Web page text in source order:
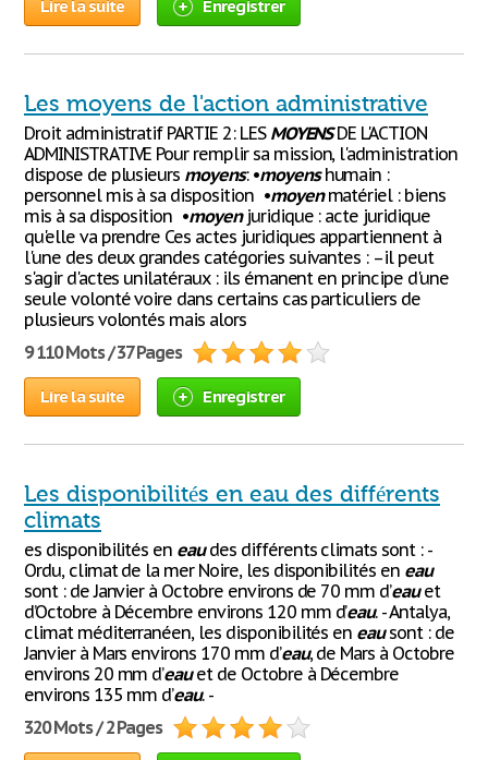
Lire la suite Enregistrer
Les moyens de l'action administrative
Droit administratif PARTIE 2: LES MOYENSDE L'ACTION
ADMINISTRATIVE Pour remplir sa mission, l'administration
dispose de plusieurs moyens: •moyenshumain :
personnel mis à sa disposition •moyenmatériel : biens
mis à sa disposition •moyenjuridique : acte juridique
qu'elle va prendre Ces actes juridiques appartiennent à
l'une des deux grandes catégories suivantes : –il peut
s'agir d'actes unilatéraux : ils émanent en principe d'une
seule volonté voire dans certains cas particuliers de
plusieurs volontés mais alors
9 110 Mots / 37 Pages
Lire la suite Enregistrer
Les disponibilités en eau des différents
climats
es disponibilités en eaudes différents climats sont : -
Ordu, climat de la mer Noire, les disponibilités en eau
sont : de Janvier à Octobre environs de 70 mm d’eauet
d’Octobre à Décembre environs 120 mm d’eau. - Antalya,
climat méditerranéen, les disponibilités en eausont : de
Janvier à Mars environs 170 mm d’eau, de Mars à Octobre
environs 20 mm d’eauet de Octobre à Décembre
environs 135 mm d’eau. -
320 Mots / 2 Pages